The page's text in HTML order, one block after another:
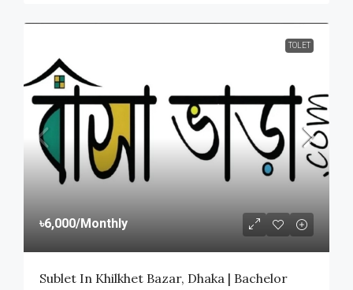
TOLET
৳6,000/Monthly
Sublet In Khilkhet Bazar, Dhaka | Bachelor